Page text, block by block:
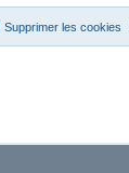
Supprimer les cookies